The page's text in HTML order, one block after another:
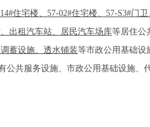
住宅楼、57-02#住宅楼、57-S3#门
出租汽车站、居民汽车场库等居住公
蓄设施、透水铺装等市政公用基础设
公共服务设施、市政公用基础设施、